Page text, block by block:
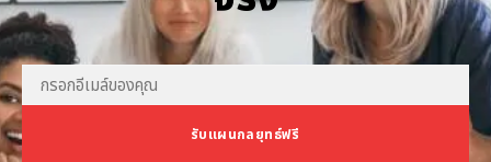
รับแผนกลยุทธ์ฟรี